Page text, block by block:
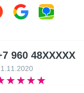
960 48XXXXX